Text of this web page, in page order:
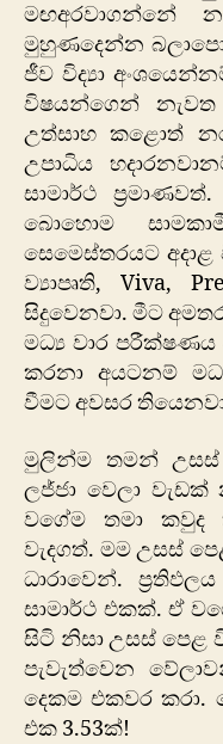
මඟඅරවාගන්නේ
මුහුණදෙන්න
ජීව විද්‍යා
විෂයන්ගෙන්
උත්සාහ කළොත්
උපාධිය
සාමාර්ථ
බොහොම
සෙමෙස්තරයට
ව්‍යාපෘති, Viva,
සිදුවෙනවා. මීට
මධ්‍ය වාර
කරනා අයටනම්
වීමට අවසර
මුලින්ම තමන් උසස්
ලජ්ජා වෙලා
වගේම තමා කවුද
වැදගත්. මම උසස්
ධාරාවෙන්.
සාමාර්ථ එකක්. ඒ
සිටි නිසා උසස් පෙළ
පැවැත්වෙන
දෙකම එකවර කරා.
එක 3.53ක්!